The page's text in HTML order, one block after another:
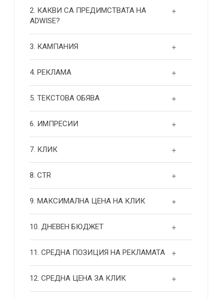
2. КАКВИ СА ПРЕДИМСТВАТА НА
ADWISE?
3. КАМПАНИЯ
4. РЕКЛАМА
5. ТЕКСТОВА ОБЯВА
6. ИМПРЕСИИ
7. КЛИК
8. CTR
9. МАКСИМАЛНА ЦЕНА НА КЛИК
10. ДНЕВЕН БЮДЖЕТ
11. СРЕДНА ПОЗИЦИЯ НА РЕКЛАМАТА
12. СРЕДНА ЦЕНА ЗА КЛИК